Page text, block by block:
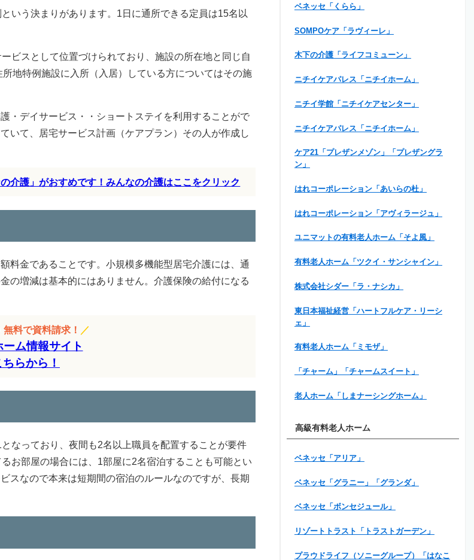
いう決まりがあります。1日に通所できる定員は15名以
ビスとして位置づけられており、施設の所在地と同じ自
地特例施設に入所（入居）している方についてはその施
・デイサービス・・ショートステイを利用することがで
いて、居宅サービス計画（ケアプラン）その人が作成し
介護」がおすめです！みんなの介護はここをクリック
料金であることです。小規模多機能型居宅介護には、通
の増減は基本的にはありません。介護保険の給付になる
料で資料請求！ ／
ム情報サイト
らから！
なっており、夜間も2名以上職員を配置することが要件
お部屋の場合には、1部屋に2名宿泊することも可能とい
スなので本来は短期間の宿泊のルールなのですが、長期
ベネッセ「くらら」
SOMPOケア「ラヴィーレ」
木下の介護「ライフコミューン」
ニチイケアパレス「ニチイホーム」
ニチイ学館「ニチイケアセンター」
ニチイケアパレス「ニチイホーム」
ケア21「プレザンメゾン」「プレザングラ
ン」
はれコーポレーション「あいらの杜」
はれコーポレーション「アヴィラージュ」
ユニマットの有料老人ホーム「そよ風」
有料老人ホーム「ツクイ・サンシャイン」
株式会社シダー「ラ・ナシカ」
東日本福祉経営「ハートフルケア・リーシ
ェ」
有料老人ホーム「ミモザ」
「チャーム」「チャームスイート」
老人ホーム「しまナーシングホーム」
高級有料老人ホーム
ベネッセ「アリア」
ベネッセ「グラニー」「グランダ」
ベネッセ「ボンセジュール」
リゾートトラスト「トラストガーデン」
プラウドライフ（ソニーグループ）「はなこ